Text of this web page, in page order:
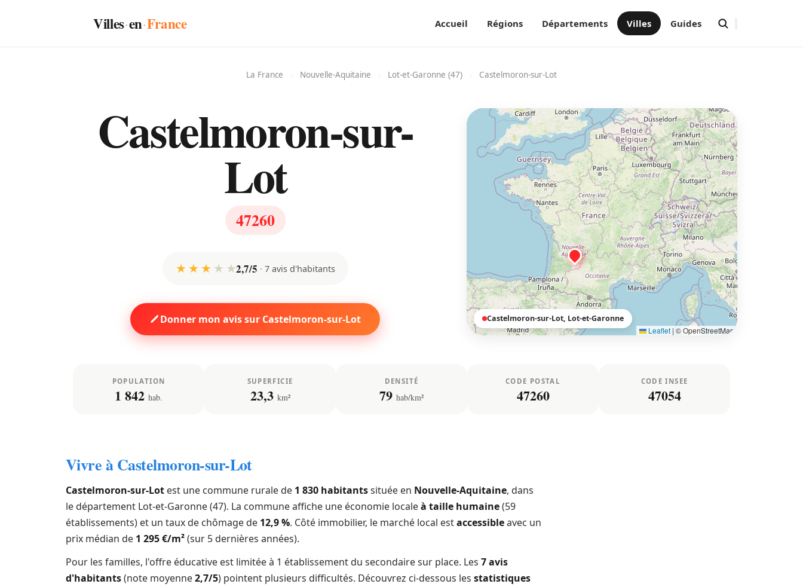
Villes·en·France Accueil Régions Départements Villes Guides
La France Nouvelle-Aquitaine Lot-et-Garonne (47) Castelmoron-sur-Lot
Castelmoron-sur-
Lot
47260
★ ★ ★ ★ ★2,7/5 7 avis d'habitants
Donner mon avis sur Castelmoron-sur-Lot
Leaflet | © OpenStreetMap
Castelmoron-sur-Lot, Lot-et-Garonne
POPULATION
1 842 hab.
SUPERFICIE
23,3 km²
DENSITÉ
79 hab/km²
CODE POSTAL
47260
CODE INSEE
47054
Vivre à Castelmoron-sur-Lot
Castelmoron-sur-Lot est une commune rurale de 1 830 habitantssituée en Nouvelle-Aquitaine, dans
le département Lot-et-Garonne (47). La commune affiche une économie localeà taille humaine(59
établissements) et un taux de chômage de 12,9 %. Côté immobilier, le marché local estaccessibleavec un
prix médian de 1 295 €/m²(sur 5 dernières années).
Pour les familles, l'offre éducative est limitée à 1 établissement du secondaire sur place. Les 7 avis
d'habitants(note moyenne2,7/5) pointent plusieurs difficultés. Découvrez ci-dessous les statistiques